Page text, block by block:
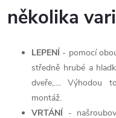
několika
LEPENÍ - pomocí
středně hrubé a
dveře,.... Výhodou
montáž.
VRTÁNÍ -